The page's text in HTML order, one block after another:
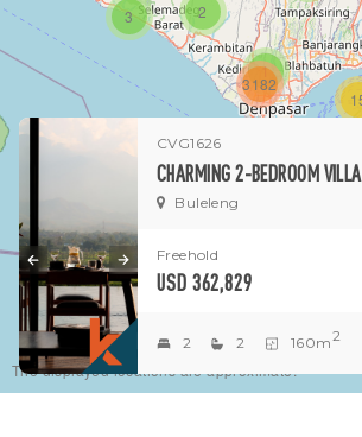
1
3 2
3182
The displayed locations are approximate.
CVG1626
Buleleng
Freehold
USD 362,829
2 2 160m2